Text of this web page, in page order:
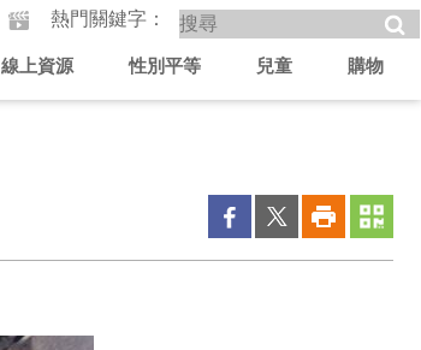
熱門關鍵字
線上資源 性別平等 兒童 購物